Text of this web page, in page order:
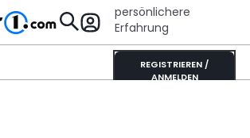
persönlichere
Erfahrung
REGISTRIEREN /
ANMELDEN